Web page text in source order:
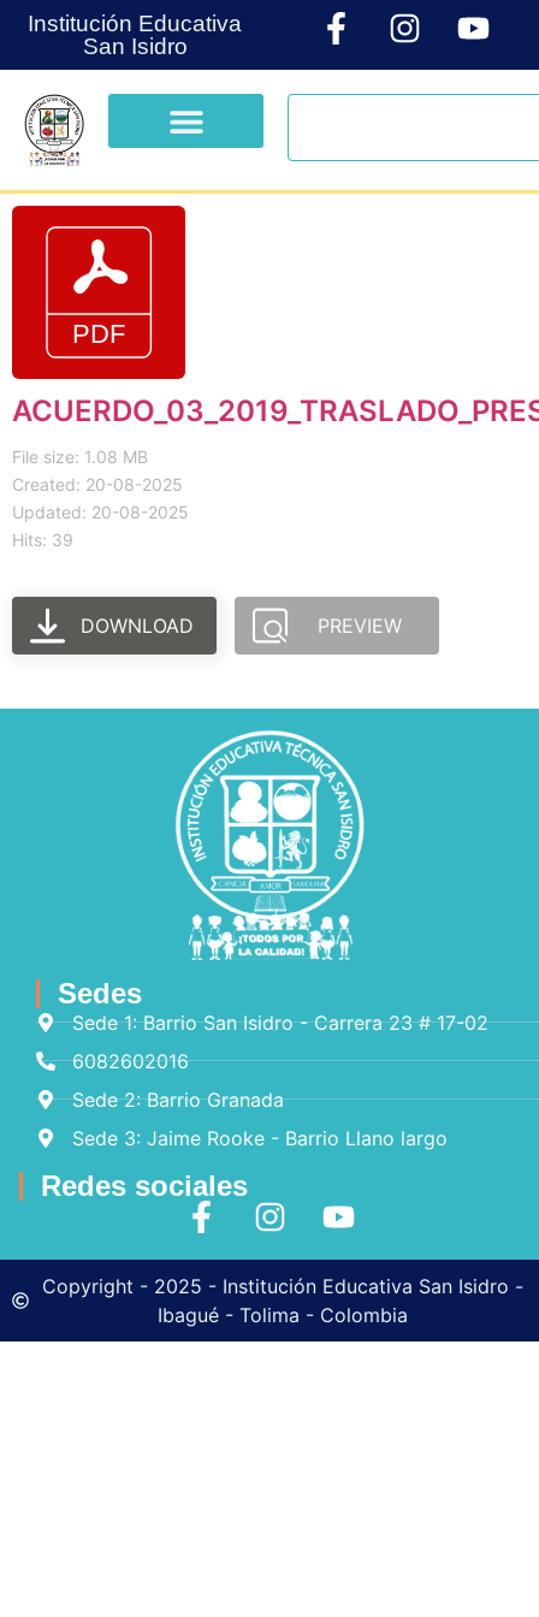
Institución Educativa
San Isidro
File size: 1.08 MB
Created: 20-08-2025
Updated: 20-08-2025
Hits: 39
DOWNLOAD PREVIEW
Sedes
Sede 1: Barrio San Isidro - Carrera 23 # 17-02
6082602016
Sede 2: Barrio Granada
Sede 3: Jaime Rooke - Barrio Llano largo
Redes sociales
Copyright - 2025 - Institución Educativa San Isidro -
Ibagué - Tolima - Colombia